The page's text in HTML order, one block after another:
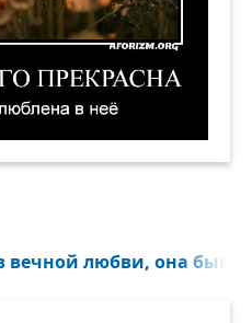
вечной любви, она